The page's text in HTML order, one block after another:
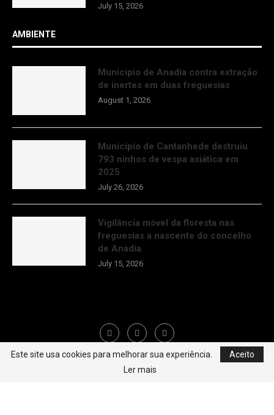
July 15, 2026
AMBIENTE
Município de Anadia contra extração
de inertes em duas freguesias
August 1, 2026
Município de Cantanhede destruiu
793 ninhos de vespa asiática em
2025
July 26, 2026
Vigilância móvel da floresta nas
freguesias a nascente do concelho
de Anadia
July 15, 2026
Este site usa cookies para melhorar sua experiência.
Aceito
Ler mais